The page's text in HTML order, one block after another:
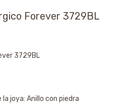
Forever 3729BL
3729BL
joya: Anillo con piedra